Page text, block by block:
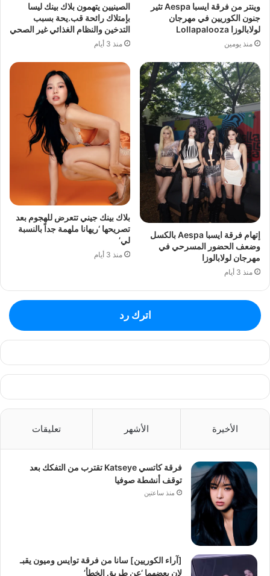
وينتر من فرقة ايسبا Aespa تثير
جنون الكوريين في مهرجان
لولابالوزا Lollapalooza
منذ يومين
الصينيين يتهمون بلاك بينك ليسا
بإمتلاك رائحة قب.يحة بسبب
التدخين والنظام الغذائي غير الصحي
منذ 3 أيام
إتهام فرقة ايسبا Aespa بالكسل
وضعف الحضور المسرحي في
مهرجان لولابالوزا
منذ 3 أيام
بلاك بينك جيني تتعرض للهجوم بعد
تصريحها ‘ريهانا ملهمة جداً بالنسبة
لي’
منذ 3 أيام
اترك رد
الأخيرة الأشهر تعليقات
فرقة كاتسي Katseye تقترب من التفكك بعد
توقف أنشطة صوفيا
منذ ساعتين
[آراء الكوريين] سانا من فرقة توايس وميون يقبـ
لان بعضهما ‘عن طريق الخطأ’